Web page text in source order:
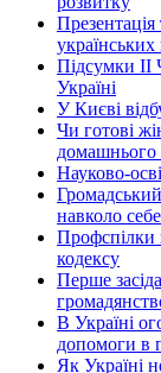
Презентація
Підсумки ІІ
Україні
У Києві
Чи готові
домашнього
Науково-
навколо себе
Профспілки
кодексу
Перше
В Україні
допомоги в
Як Україні